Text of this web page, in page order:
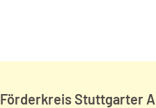
Förderkreis Stuttgarter